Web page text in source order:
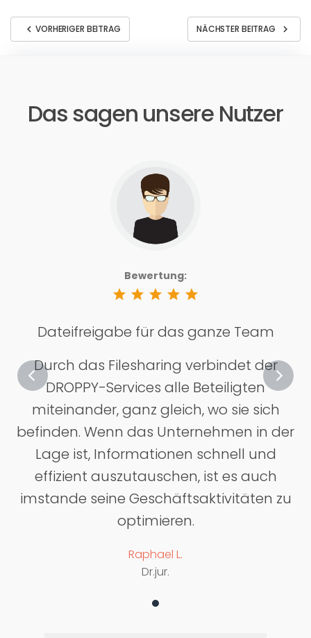
chevron_left VORHERIGER BEITRAG NÄCHSTER BEITRAG chevron_right
Das sagen unsere Nutzer
Bewertung:
star star star star star
Dateifreigabe für das ganze Team
Durch das Filesharing verbindet der
DROPPY-Services alle Beteiligten
miteinander, ganz gleich, wo sie sich
befinden. Wenn das Unternehmen in der
Lage ist, Informationen schnell und
effizient auszutauschen, ist es auch
imstande seine Geschäftsaktivitäten zu
optimieren.
Raphael L.
Dr.jur.